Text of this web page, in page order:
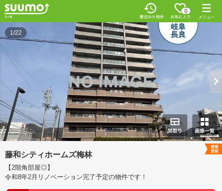
0
1/22
藤和シティホームズ梅林
【2階角部屋◎】
令和8年2月リノベーション完了予定の物件です！